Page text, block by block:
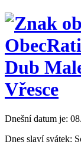
Obec
Dub
Vřesce
Dnešní datum je:
Dnes slaví svátek: